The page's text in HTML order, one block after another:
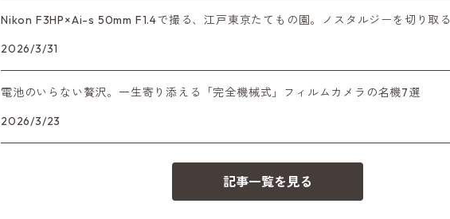
Nikon F3HP×Ai-s 50mm F1.4で撮る、江戸東京たてもの園。ノスタルジーを切り取る
2026/3/31
電池のいらない贅沢。一生寄り添える「完全機械式」フィルムカメラの名機7選
2026/3/23
記事一覧を見る